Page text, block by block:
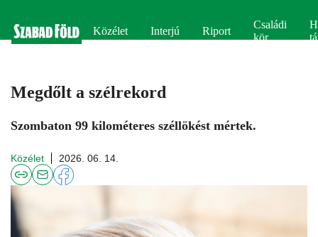
Közélet Interjú Riport
Családi
kör
Megdőlt a szélrekord
Szombaton 99 kilométeres széllökést mértek.
Közélet 2026. 06. 14.